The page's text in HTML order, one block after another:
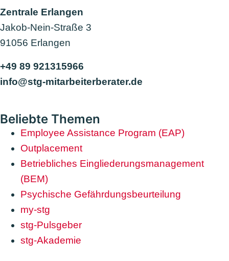
Zentrale Erlangen
Jakob-Nein-Straße 3
91056 Erlangen
+49 89 921315966
info@stg-mitarbeiterberater.de
Beliebte Themen
Employee Assistance Program (EAP)
Outplacement
Betriebliches Eingliederungsmanagement
(BEM)
Psychische Gefährdungsbeurteilung
my-stg
stg-Pulsgeber
stg-Akademie